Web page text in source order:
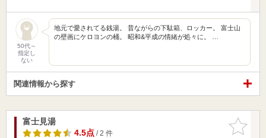
50代～
指定し
ない
地元で愛されてる銭湯。 昔ながらの下駄箱、ロッカー。 富士山
の壁画にケロヨンの桶。 昭和&平成の情緒が処々に。 …
関連情報から探す
お気に入
りに追加
富士見湯
4.5点/ 2 件